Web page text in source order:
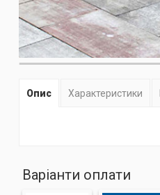
Опис Характеристики
Варіанти оплати